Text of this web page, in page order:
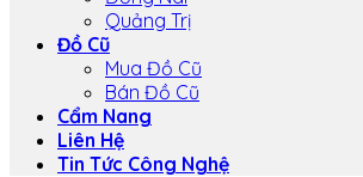
Quảng Trị
Đồ Cũ
Mua Đồ Cũ
Bán Đồ Cũ
Cẩm Nang
Liên Hệ
Tin Tức Công Nghệ